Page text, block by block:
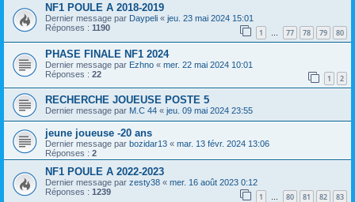
NF1 POULE A 2018-2019
Dernier message par Daypeli « jeu. 23 mai 2024 15:01
Réponses : 1190 1 … 77 78 79 80
PHASE FINALE NF1 2024
Dernier message par Ezhno « mer. 22 mai 2024 10:01
Réponses : 22 1 2
RECHERCHE JOUEUSE POSTE 5
Dernier message par M.C 44 « jeu. 09 mai 2024 23:55
jeune joueuse -20 ans
Dernier message par bozidar13 « mar. 13 févr. 2024 13:06
Réponses : 2
NF1 POULE A 2022-2023
Dernier message par zesty38 « mer. 16 août 2023 0:12
Réponses : 1239 1 … 80 81 82 83